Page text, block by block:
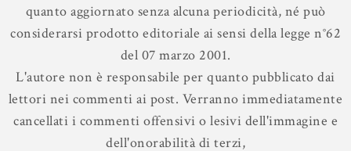
quanto aggiornato senza alcuna periodicità, né può
considerarsi prodotto editoriale ai sensi della legge n°62
del 07 marzo 2001.
L'autore non è responsabile per quanto pubblicato dai
lettori nei commenti ai post. Verranno immediatamente
cancellati i commenti offensivi o lesivi dell'immagine e
dell'onorabilità di terzi,